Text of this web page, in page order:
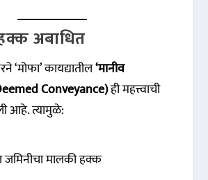
अबाधित
‘मोफा’ कायद्यातील‘मानीव
Conveyance)ही महत्त्वाची
आहे. त्यामुळे:
जमिनीचा मालकी हक्क